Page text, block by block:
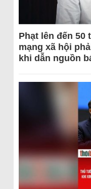
Phạt lên đến
mạng xã hội
khi dẫn nguồn